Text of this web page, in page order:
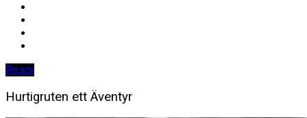
Resor
Hurtigruten ett Äventyr